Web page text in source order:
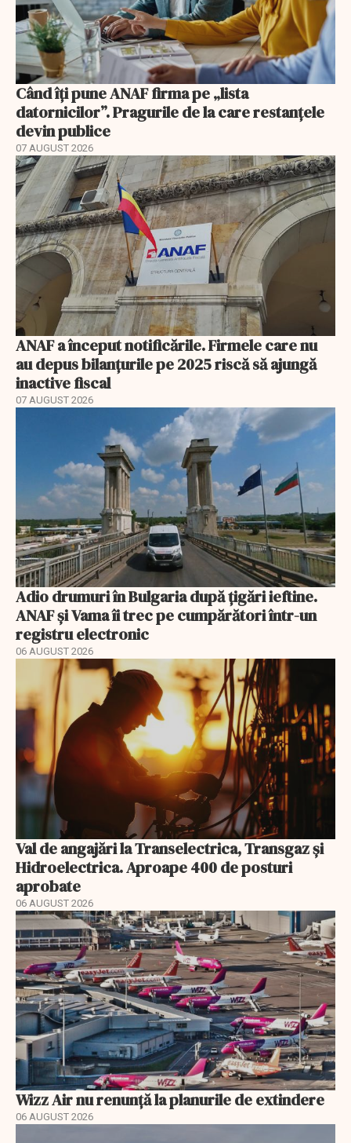
Când îți pune ANAF firma pe „lista
datornicilor”. Pragurile de la care restanțele
devin publice
07 AUGUST 2026
ANAF a început notificările. Firmele care nu
au depus bilanțurile pe 2025 riscă să ajungă
inactive fiscal
07 AUGUST 2026
Adio drumuri în Bulgaria după țigări ieftine.
ANAF și Vama îi trec pe cumpărători într-un
registru electronic
06 AUGUST 2026
Val de angajări la Transelectrica, Transgaz și
Hidroelectrica. Aproape 400 de posturi
aprobate
06 AUGUST 2026
Wizz Air nu renunță la planurile de extindere
06 AUGUST 2026